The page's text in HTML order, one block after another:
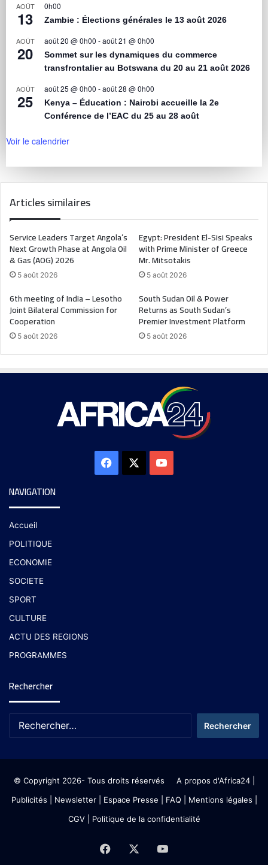
AOÛT
13
0h00
Zambie : Élections générales le 13 août 2026
AOÛT
20
août 20 @ 0h00 -août 21 @ 0h00
Sommet sur les dynamiques du commerce
transfrontalier au Botswana du 20 au 21 août 2026
AOÛT
25
août 25 @ 0h00 -août 28 @ 0h00
Kenya – Éducation : Nairobi accueille la 2e
Conférence de l’EAC du 25 au 28 août
Voir le calendrier
Articles similaires
Service Leaders Target Angola’s
Next Growth Phase at Angola Oil
& Gas (AOG) 2026
5 août 2026
Egypt: President El-Sisi Speaks
with Prime Minister of Greece
Mr. Mitsotakis
5 août 2026
6th meeting of India – Lesotho
Joint Bilateral Commission for
Cooperation
5 août 2026
South Sudan Oil & Power
Returns as South Sudan’s
Premier Investment Platform
5 août 2026
NAVIGATION
Accueil
POLITIQUE
ECONOMIE
SOCIETE
SPORT
CULTURE
ACTU DES REGIONS
PROGRAMMES
Rechercher
© Copyright 2026- Tous droits réservés A propos d'Africa24|
Publicités
Newsletter| Espace Presse | FAQ | Mentions légales
CGV| Politique de la confidentialité